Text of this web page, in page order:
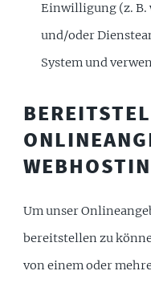
Einwilligung (z. B.
und/oder
System und
Um unser
bereitstellen zu
von einem oder